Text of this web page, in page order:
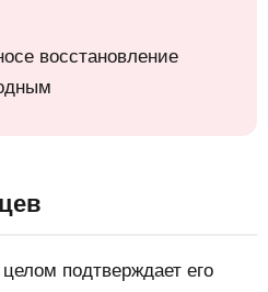
восстановление
подтверждает его